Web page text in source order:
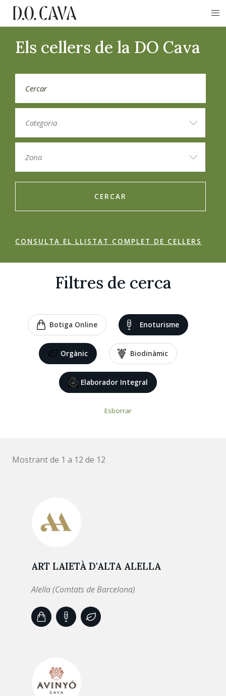
Els cellers de la DO Cava
CERCAR
CONSULTA EL LLISTAT COMPLET DE CELLERS
Filtres de cerca
Botiga Online Enoturisme
Orgànic Biodinàmic
Elaborador Integral
Esborrar
Mostrant de 1 a 12 de 12
ART LAIETÀ D'ALTA ALELLA
Alella (Comtats de Barcelona)